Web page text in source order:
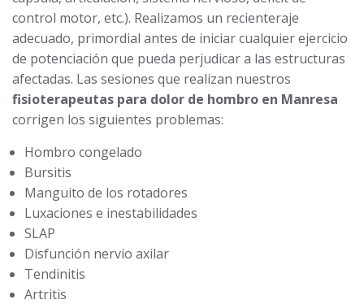
control motor, etc.). Realizamos un recienteraje
adecuado, primordial antes de iniciar cualquier ejercicio
de potenciación que pueda perjudicar a las estructuras
afectadas. Las sesiones que realizan nuestros
fisioterapeutas para dolor de hombro en Manresa
corrigen los siguientes problemas:
Hombro congelado
Bursitis
Manguito de los rotadores
Luxaciones e inestabilidades
SLAP
Disfunción nervio axilar
Tendinitis
Artritis